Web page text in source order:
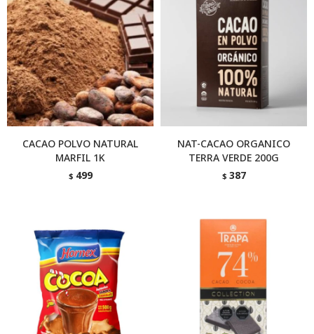
CACAO POLVO NATURAL
MARFIL 1K
$ 499
NAT-CACAO ORGANICO
TERRA VERDE 200G
$ 387